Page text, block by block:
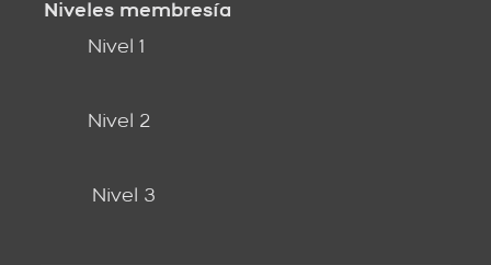
Niveles membresía
Nivel 1
Nivel 2
Nivel 3